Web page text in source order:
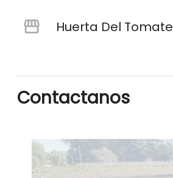
Huerta Del Tomate
Contactanos